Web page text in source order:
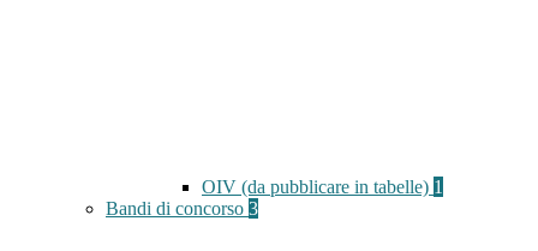
OIV (da pubblicare in tabelle) 1
Bandi di concorso 3